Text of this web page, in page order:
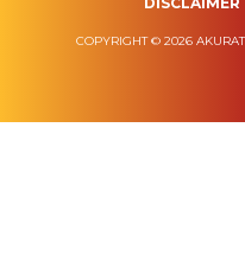
COPYRIGHT © 2026